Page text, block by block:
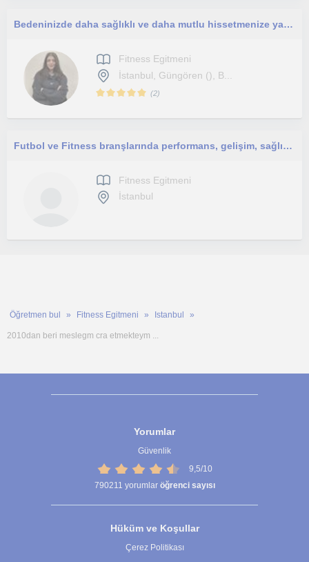
Bedeninizde daha sağlıklı ve daha mutlu hissetmenize yardımcı olmaktan memnuniyet duyuyorum
Fitness Egitmeni
İstanbul, Güngören (), B...
(2)
Futbol ve Fitness branşlarında performans, gelişim, sağlık, kaliteli ve eğlenceli zaman geçirebilmek senin elinde.
Fitness Egitmeni
İstanbul
Öğretmen bul Fitness Egitmeni Istanbul
2010dan beri meslegm cra etmekteym ...
Yorumlar
Güvenlik
9,5/10
790211 yorumlar öğrenci sayısı
Hüküm ve Koşullar
Çerez Politikası